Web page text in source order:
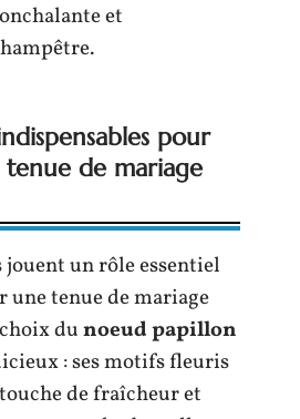
et
pour
de mariage
jouent un rôle essentiel
tenue de mariage
dunoeud papillon
: ses motifs fleuris
de fraîcheur et